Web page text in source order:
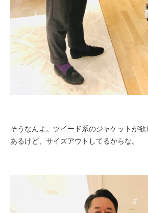
そうなんよ。ツイード系のジャケットが
あるけど、サイズアウトしてるからな。